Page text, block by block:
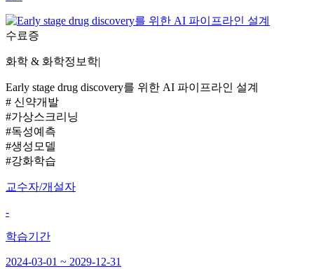
수료증
화학 & 화학정보학|
Early stage drug discovery를 위한 AI 파이프라인 설계
# 신약개발
#가상스크리닝
#독성예측
#생성모델
#강화학습
교수자/개설자
-
학습기간
2024-03-01 ~ 2029-12-31